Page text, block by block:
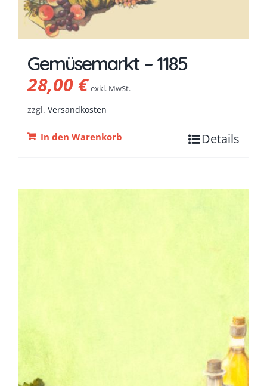
Gemüsemarkt – 1185
28,00€ exkl. MwSt.
zzgl. Versandkosten
In den Warenkorb Details